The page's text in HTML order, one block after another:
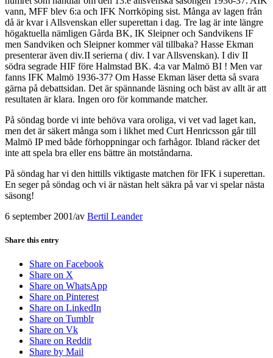
vann, MFF blev 6:a och IFK Norrköping sist. Många av lagen från
då är kvar i Allsvenskan eller superettan i dag. Tre lag är inte längre
högaktuella nämligen Gårda BK, IK Sleipner och Sandvikens IF
men Sandviken och Sleipner kommer väl tillbaka? Hasse Ekman
presenterar även div.II serierna ( div. I var Allsvenskan). I div II
södra segrade HIF före Halmstad BK. 4:a var Malmö BI ! Men var
fanns IFK Malmö 1936-37? Om Hasse Ekman läser detta så svara
gärna på debattsidan. Det är spännande läsning och bäst av allt är att
resultaten är klara. Ingen oro för kommande matcher.
På söndag borde vi inte behöva vara oroliga, vi vet vad laget kan,
men det är säkert många som i likhet med Curt Henricsson går till
Malmö IP med både förhoppningar och farhågor. Ibland räcker det
inte att spela bra eller ens bättre än motståndarna.
På söndag har vi den hittills viktigaste matchen för IFK i superettan.
En seger på söndag och vi är nästan helt säkra på var vi spelar nästa
säsong!
6 september 2001/av Bertil Leander
Share this entry
Share on Facebook
Share on X
Share on WhatsApp
Share on Pinterest
Share on LinkedIn
Share on Tumblr
Share on Vk
Share on Reddit
Share by Mail